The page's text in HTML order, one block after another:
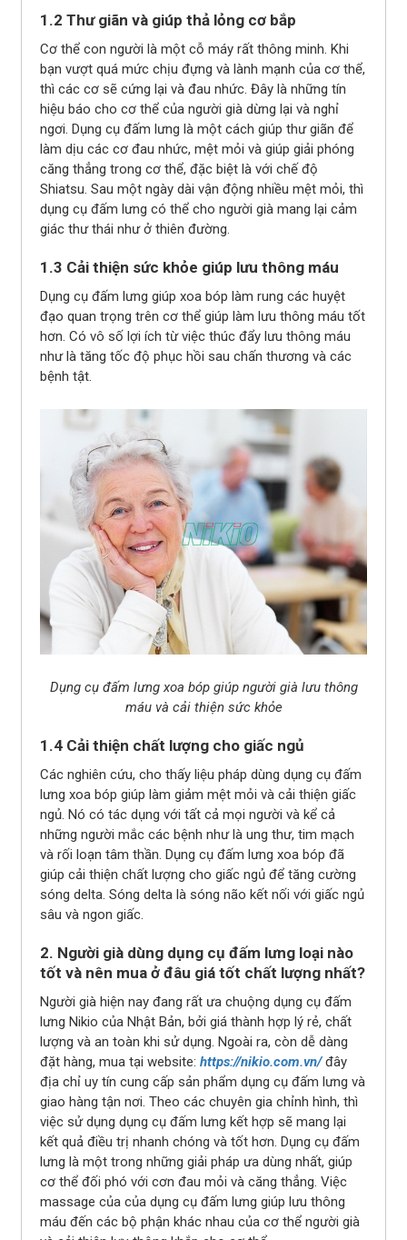
1.2 Thư giãn và giúp thả lỏng cơ bắp
Cơ thể con người là một cỗ máy rất thông minh. Khi
bạn vượt quá mức chịu đựng và lành mạnh của cơ thể,
thì các cơ sẽ cứng lại và đau nhức. Đây là những tín
hiệu báo cho cơ thể của người già dừng lại và nghỉ
ngơi. Dụng cụ đấm lưng là một cách giúp thư giãn để
làm dịu các cơ đau nhức, mệt mỏi và giúp giải phóng
căng thẳng trong cơ thể, đặc biệt là với chế độ
Shiatsu. Sau một ngày dài vận động nhiều mệt mỏi, thì
dụng cụ đấm lưng có thể cho người già mang lại cảm
giác thư thái như ở thiên đường.
1.3 Cải thiện sức khỏe giúp lưu thông máu
Dụng cụ đấm lưng giúp xoa bóp làm rung các huyệt
đạo quan trọng trên cơ thể giúp làm lưu thông máu tốt
hơn. Có vô số lợi ích từ việc thúc đẩy lưu thông máu
như là tăng tốc độ phục hồi sau chấn thương và các
bệnh tật.
Dụng cụ đấm lưng xoa bóp giúp người già lưu thông
máu và cải thiện sức khỏe
1.4 Cải thiện chất lượng cho giấc ngủ
Các nghiên cứu, cho thấy liệu pháp dùng dụng cụ đấm
lưng xoa bóp giúp làm giảm mệt mỏi và cải thiện giấc
ngủ. Nó có tác dụng với tất cả mọi người và kể cả
những người mắc các bệnh như là ung thư, tim mạch
và rối loạn tâm thần. Dụng cụ đấm lưng xoa bóp đã
giúp cải thiện chất lượng cho giấc ngủ để tăng cường
sóng delta. Sóng delta là sóng não kết nối với giấc ngủ
sâu và ngon giấc.
2. Người già dùng dụng cụ đấm lưng loại nào
tốt và nên mua ở đâu giá tốt chất lượng nhất?
Người già hiện nay đang rất ưa chuộng dụng cụ đấm
lưng Nikio của Nhật Bản, bởi giá thành hợp lý rẻ, chất
lượng và an toàn khi sử dụng. Ngoài ra, còn dễ dàng
đặt hàng, mua tại website: https://nikio.com.vn/đây
địa chỉ uy tín cung cấp sản phẩm dụng cụ đấm lưng và
giao hàng tận nơi. Theo các chuyên gia chỉnh hình, thì
việc sử dụng dụng cụ đấm lưng kết hợp sẽ mang lại
kết quả điều trị nhanh chóng và tốt hơn. Dụng cụ đấm
lưng là một trong những giải pháp ưa dùng nhất, giúp
cơ thể đối phó với cơn đau mỏi và căng thẳng. Việc
massage của của dụng cụ đấm lưng giúp lưu thông
máu đến các bộ phận khác nhau của cơ thể người già